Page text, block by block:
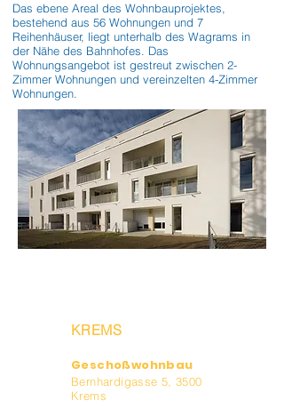
Das ebene Areal des Wohnbauprojektes,
bestehend aus 56 Wohnungen und 7
Reihenhäuser, liegt unterhalb des Wagrams in
der Nähe des Bahnhofes. Das
Wohnungsangebot ist gestreut zwischen 2-
Zimmer Wohnungen und vereinzelten 4-Zimmer
Wohnungen.
KREMS
Geschoßwohnbau
Bernhardigasse 5, 3500
Krems